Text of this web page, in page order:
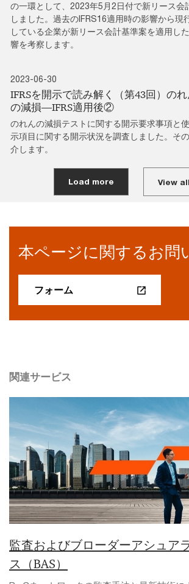
の一環として、2023年5月2日付で新リース会
しました。過去のIFRS16適用時の影響から現
している企業が新リース会計基準案を適用し
響を考察します。
2023-06-30
IFRSを開示で読み解く（第43回）のれ
の減損―IFRS適用後②
のれんの減損テストに関する開示要求事項と
示項目に関する開示状況を調査しました。そ
介します。
Load more View all
本ページに関するお問
フォーム
関連サービス
監査およびブローダーアシュア
ス（BAS）